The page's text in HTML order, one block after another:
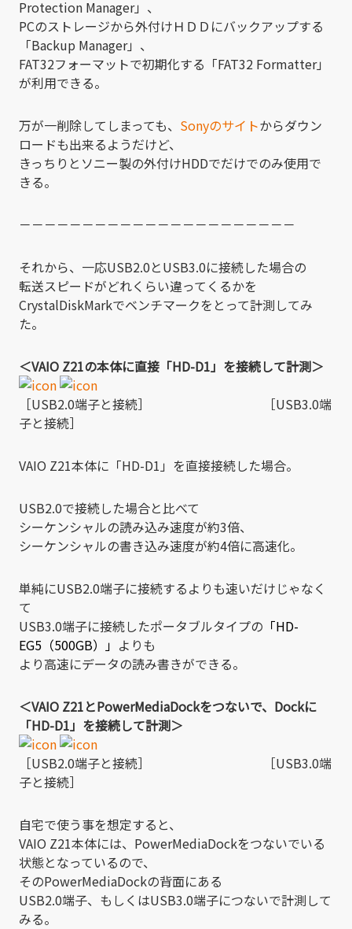
Protection Manager」、
PCのストレージから外付けＨＤＤにバックアップする
「Backup Manager」、
FAT32フォーマットで初期化する「FAT32 Formatter」
が利用できる。
万が一削除してしまっても、 Sonyのサイトからダウン
ロードも出来るようだけど、
きっちりとソニー製の外付けHDDでだけでのみ使用で
きる。
－－－－－－－－－－－－－－－－－－－－－－
それから、一応USB2.0とUSB3.0に接続した場合の
転送スピードがどれくらい違ってくるかを
CrystalDiskMarkでベンチマークをとって計測してみ
た。
＜VAIO Z21の本体に直接「HD-D1」を接続して計測＞
［USB2.0端子と接続］ ［USB3.0端
子と接続］
VAIO Z21本体に「HD-D1」を直接接続した場合。
USB2.0で接続した場合と比べて
シーケンシャルの読み込み速度が約3倍、
シーケンシャルの書き込み速度が約4倍に高速化。
単純にUSB2.0端子に接続するよりも速いだけじゃなく
て
USB3.0端子に接続したポータブルタイプの 「HD-
EG5（500GB）」 よりも
より高速にデータの読み書きができる。
＜VAIO Z21とPowerMediaDockをつないで、Dockに
「HD-D1」を接続して計測＞
［USB2.0端子と接続］ ［USB3.0端
子と接続］
自宅で使う事を想定すると、
VAIO Z21本体には、PowerMediaDockをつないでいる
状態となっているので、
そのPowerMediaDockの背面にある
USB2.0端子、もしくはUSB3.0端子につないで計測して
みる。